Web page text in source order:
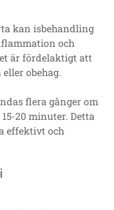
kan isbehandling
och
är fördelaktigt att
obehag.
flera gånger om
20 minuter. Detta
effektivt och